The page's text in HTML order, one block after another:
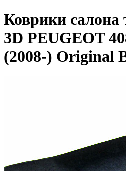
Коврики салона
3D PEUGEOT
(2008-) Original